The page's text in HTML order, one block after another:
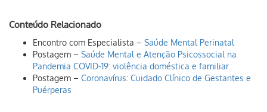
Conteúdo Relacionado
Encontro com Especialista – Saúde Mental Perinatal
Postagem – Saúde Mental e Atenção Psicossocial na
Pandemia COVID-19: violência doméstica e familiar
Postagem – Coronavírus: Cuidado Clínico de Gestantes e
Puérperas